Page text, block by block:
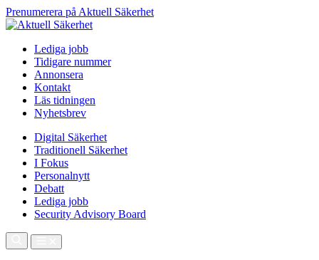
Prenumerera på Aktuell Säkerhet
Lediga jobb
Tidigare nummer
Annonsera
Kontakt
Läs tidningen
Nyhetsbrev
Digital Säkerhet
Traditionell Säkerhet
I Fokus
Personalnytt
Debatt
Lediga jobb
Security Advisory Board